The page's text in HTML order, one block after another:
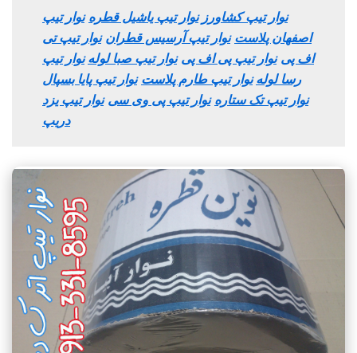
نوار تیپ کشاورز نوار تیپ یاشیل قطره نوار تیپ
اصفهان پلاست نوار تیپ آرسیس قطران نوار تیپ تی
اف پی نوار تیپ پی اف پی نوار تیپ صبا لوله نوار تیپ
رسا لوله نوار تیپ طارم پلاست نوار تیپ پایا بسپال
نوار تیپ تک ستاره نوار تیپ پی وی سی نوار تیپ یزد
دریپ